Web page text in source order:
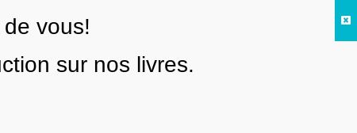
vous!
sur nos livres.